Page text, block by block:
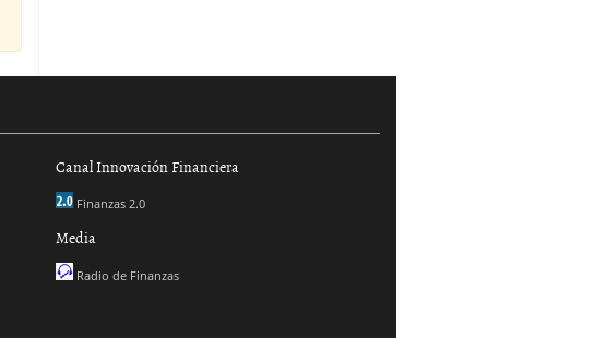
Canal Innovación Financiera
Finanzas 2.0
Media
Radio de Finanzas